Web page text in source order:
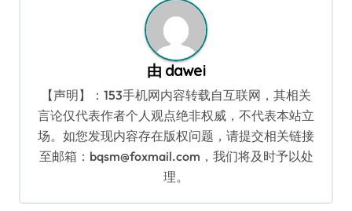
由 dawei
【声明】：153手机网内容转载自互联网，其相关
言论仅代表作者个人观点绝非权威，不代表本站立
场。如您发现内容存在版权问题，请提交相关链接
至邮箱：bqsm@foxmail.com，我们将及时予以处
理。